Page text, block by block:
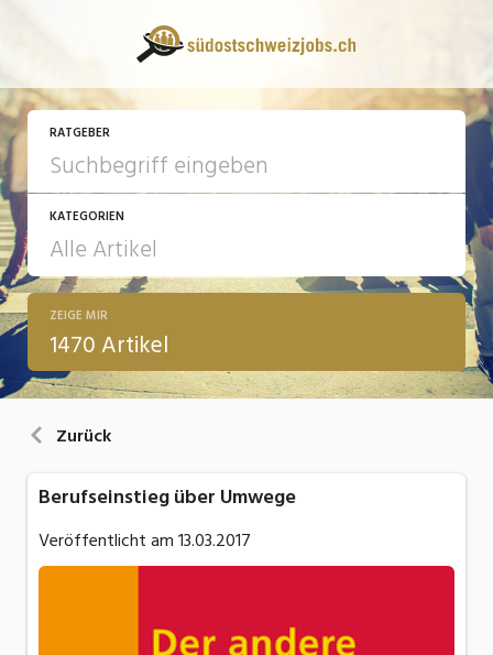
RATGEBER
KATEGORIEN
13 Fragen - 13 Antworten
Arbeit
ZEIGE MIR
1470 Artikel
Zurück
Berufseinstieg über Umwege
Veröffentlicht am13.03.2017